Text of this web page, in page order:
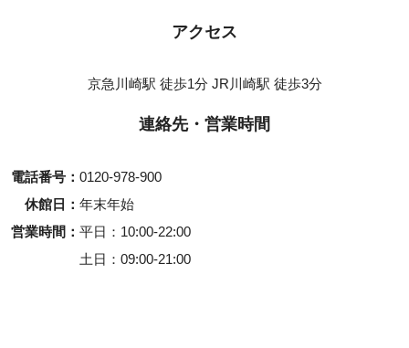
アクセス
京急川崎駅 徒歩1分 JR川崎駅 徒歩3分
連絡先・営業時間
電話番号
0120-978-900
休館日
年末年始
営業時間
平日
10:00-22:00
土日
09:00-21:00